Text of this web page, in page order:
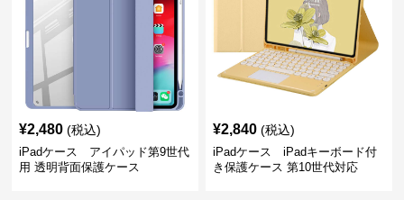
¥2,480 (税込)
iPadケース アイパッド第9世代
用 透明背面保護ケース
¥2,840 (税込)
iPadケース iPadキーボード付
き保護ケース 第10世代対応